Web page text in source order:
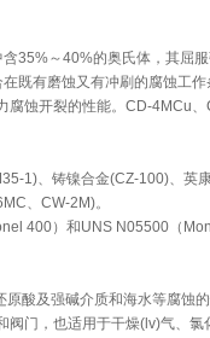
35%～40%的奥氏体，其屈
既有磨蚀又有冲刷的腐蚀工
腐蚀开裂的性能。CD-4MCu
1)、铸镍合金(CZ-100)、英康
、CW-2M)。
400）和UNS N05500（
酸及强碱介质和海水等腐蚀
阀门，也适用于干燥(lv)气、